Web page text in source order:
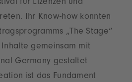
für Lizenzen und
Ihr Know-how konnten
„The Stage“
gemeinsam mit
Germany gestaltet
ist das Fundament